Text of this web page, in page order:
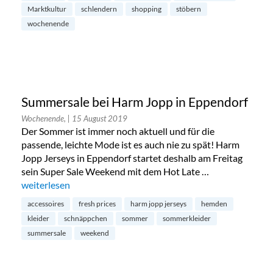
Marktkultur
schlendern shopping
stöbern
wochenende
Summersale bei Harm Jopp in Eppendorf
Wochenende, | 15 August 2019
Der Sommer ist immer noch aktuell und für die
passende, leichte Mode ist es auch nie zu spät! Harm
Jopp Jerseys in Eppendorf startet deshalb am Freitag
sein Super Sale Weekend mit dem Hot Late …
„Summersale bei Harm Jopp in Eppendorf“
weiterlesen
accessoires fresh prices harm jopp jerseys
hemden
kleider
schnäppchen sommer
sommerkleider
summersale
weekend